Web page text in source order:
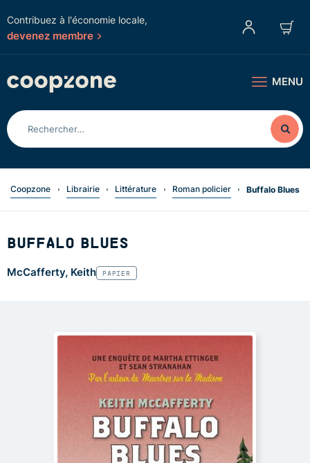
Contribuez à l'économie locale,
devenez membre
MENU
Coopzone Librairie Littérature Roman policier Buffalo Blues
BUFFALO BLUES
McCafferty, Keith PAPIER